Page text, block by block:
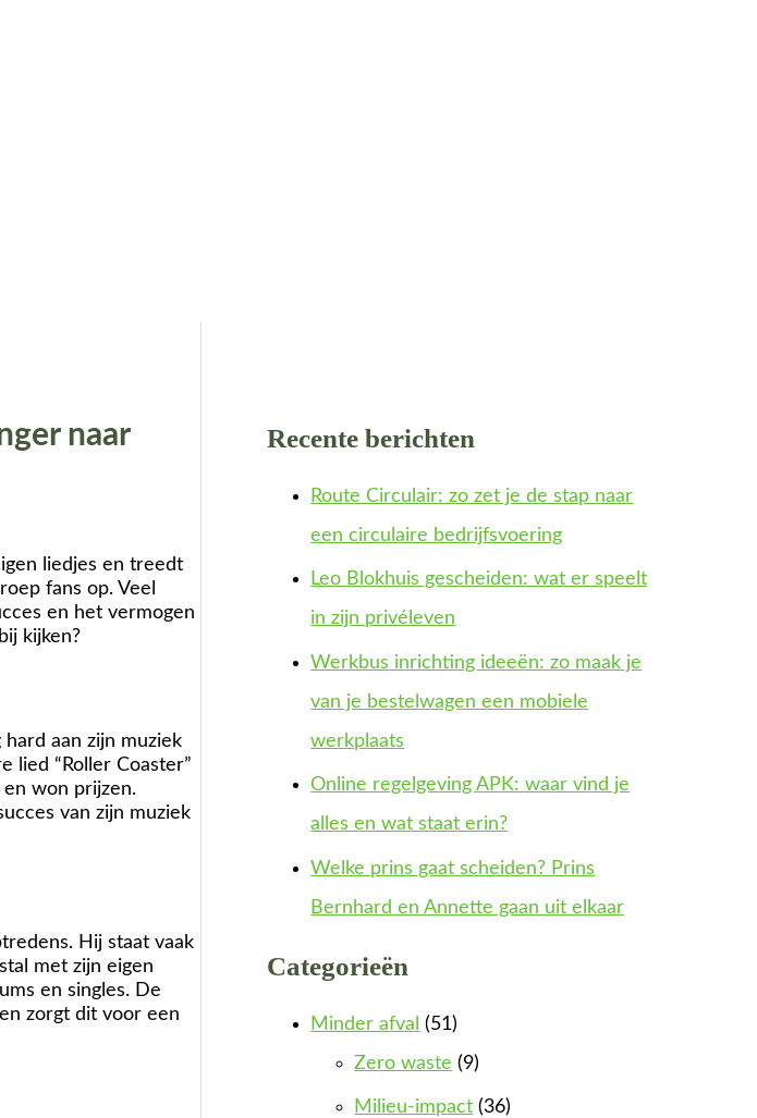
naar
liedjes en treedt
fans op. Veel
en het vermogen
kijken?
aan zijn muziek
lied “Roller Coaster”
won prijzen.
van zijn muziek
Hij staat vaak
met zijn eigen
en singles. De
zorgt dit voor een
Recente berichten
Route Circulair: zo zet je de stap naar
een circulaire bedrijfsvoering
Leo Blokhuis gescheiden: wat er speelt
in zijn privéleven
Werkbus inrichting ideeën: zo maak je
van je bestelwagen een mobiele
werkplaats
Online regelgeving APK: waar vind je
alles en wat staat erin?
Welke prins gaat scheiden? Prins
Bernhard en Annette gaan uit elkaar
Categorieën
Minder afval (51)
Zero waste (9)
Milieu-impact (36)